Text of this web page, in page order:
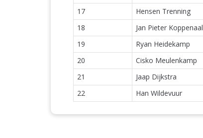
17
Hensen Trenning
18
Jan Pieter Koppenaal
19
Ryan Heidekamp
20
Cisko Meulenkamp
21
Jaap Dijkstra
22
Han Wildevuur